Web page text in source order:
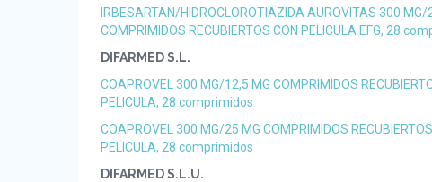
IRBESARTAN/HIDROCLOROTIAZIDA AUROVITAS 300 MG/
COMPRIMIDOS RECUBIERTOS CON PELICULA EFG, 28
DIFARMED S.L.
COAPROVEL 300 MG/12,5 MG COMPRIMIDOS
PELICULA, 28 comprimidos
COAPROVEL 300 MG/25 MG COMPRIMIDOS
PELICULA, 28 comprimidos
DIFARMED S.L.U.